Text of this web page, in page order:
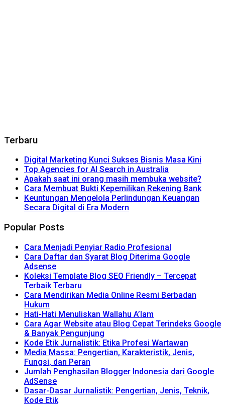
Terbaru
Digital Marketing Kunci Sukses Bisnis Masa Kini
Top Agencies for AI Search in Australia
Apakah saat ini orang masih membuka website?
Cara Membuat Bukti Kepemilikan Rekening Bank
Keuntungan Mengelola Perlindungan Keuangan
Secara Digital di Era Modern
Popular Posts
Cara Menjadi Penyiar Radio Profesional
Cara Daftar dan Syarat Blog Diterima Google
Adsense
Koleksi Template Blog SEO Friendly – Tercepat
Terbaik Terbaru
Cara Mendirikan Media Online Resmi Berbadan
Hukum
Hati-Hati Menuliskan Wallahu A’lam
Cara Agar Website atau Blog Cepat Terindeks Google
& Banyak Pengunjung
Kode Etik Jurnalistik: Etika Profesi Wartawan
Media Massa: Pengertian, Karakteristik, Jenis,
Fungsi, dan Peran
Jumlah Penghasilan Blogger Indonesia dari Google
AdSense
Dasar-Dasar Jurnalistik: Pengertian, Jenis, Teknik,
Kode Etik